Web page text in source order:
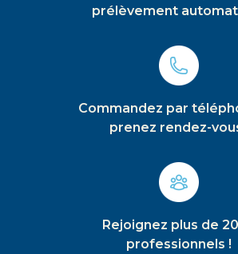
prélèvement
Commandez par
prenez rendez-
Rejoignez plus de
professionnels !